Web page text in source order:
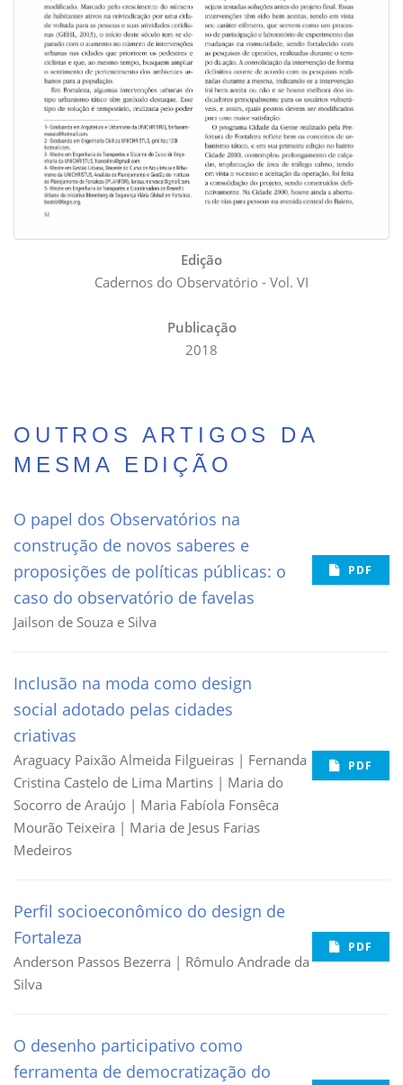
Edição
Cadernos do Observatório - Vol. VI
Publicação
2018
OUTROS ARTIGOS DA
MESMA EDIÇÃO
O papel dos Observatórios na
construção de novos saberes e
proposições de políticas públicas: o
caso do observatório de favelas
Jailson de Souza e Silva
PDF
Inclusão na moda como design
social adotado pelas cidades
criativas
Araguacy Paixão Almeida Filgueiras | Fernanda
Cristina Castelo de Lima Martins | Maria do
Socorro de Araújo | Maria Fabíola Fonsêca
Mourão Teixeira | Maria de Jesus Farias
Medeiros
PDF
Perfil socioeconômico do design de
Fortaleza
Anderson Passos Bezerra | Rômulo Andrade da
Silva
PDF
O desenho participativo como
ferramenta de democratização do